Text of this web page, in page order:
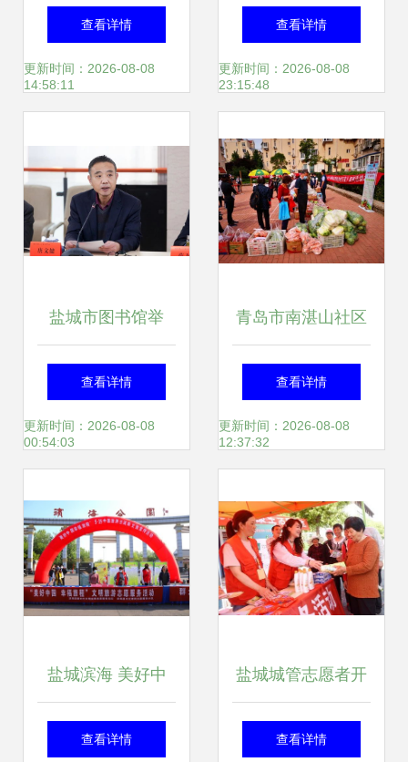
城市亭湖区以创新
模式助推节能宣传
查看详情
更新时间：2026-08-08
14:58:11
推广？小编带您全
面了解盐城推广服
查看详情
更新时间：2026-08-08
23:15:48
盐城市图书馆举
办“阅读点亮人
生”读书分享会，书
查看详情
更新时间：2026-08-08
00:54:03
青岛市南湛山社区
半小时售罄3000
斤！新鲜蔬果进社
见实效
查看详情
更新时间：2026-08-08
12:37:32
盐城滨海 美好中
国，幸福旅程——
查看详情
盐城城管志愿者开
展农村垃圾分类服
查看详情